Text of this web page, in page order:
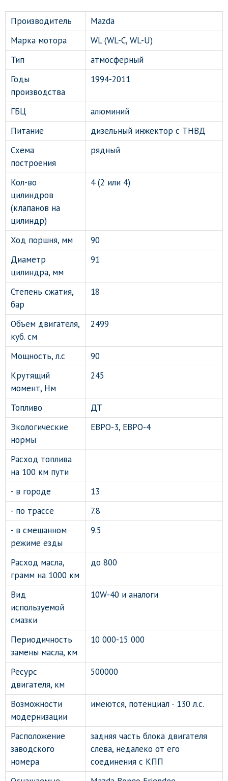
Производитель
Mazda
Марка мотора
WL (WL-C, WL-U)
Тип
атмосферный
Годы
производства
1994-2011
ГБЦ
алюминий
Питание
дизельный инжектор с ТНВД
Схема
построения
рядный
Кол-во
цилиндров
(клапанов на
цилиндр)
4 (2 или 4)
Ход поршня, мм
90
Диаметр
цилиндра, мм
91
Степень сжатия,
бар
18
Объем двигателя,
куб. см
2499
Мощность, л.с
90
Крутящий
момент, Нм
245
Топливо
ДТ
Экологические
нормы
ЕВРО-3, ЕВРО-4
Расход топлива
на 100 км пути
- в городе
13
- по трассе
7.8
- в смешанном
режиме езды
9.5
Расход масла,
грамм на 1000 км
до 800
Вид
используемой
смазки
10W-40 и аналоги
Периодичность
замены масла, км
10 000-15 000
Ресурс
двигателя, км
500000
Возможности
модернизации
имеются, потенциал - 130 л.с.
Расположение
заводского
номера
задняя часть блока двигателя
слева, недалеко от его
соединения с КПП